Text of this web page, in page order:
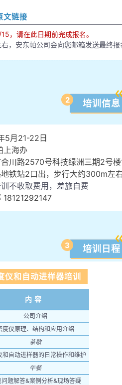
文链接
，请在此日期前完成报名。
，安东帕公司会向您邮箱发送最终报
2 培训信息
5月21-22日
上海办
川路2570号科技绿洲三期2号楼
铁站2口出，步行大约300m左
不收取费用，差旅自费
18121292147
3 培训日程
仪和自动进样器培训
内容
公司介绍
度仪原理、结构和应用介绍
茶歇
和自动进样器的日常操作和维护
午餐
问题解答&案例分析&现场答疑